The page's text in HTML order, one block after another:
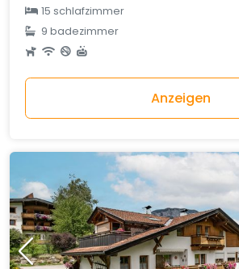
15 schlafzimmer
9 badezimmer
Anzeigen